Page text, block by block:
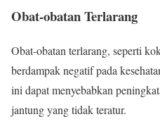
Obat-obatan Terlarang
Obat-obatan terlarang, seperti
berdampak negatif pada
ini dapat menyebabkan
jantung yang tidak teratur.